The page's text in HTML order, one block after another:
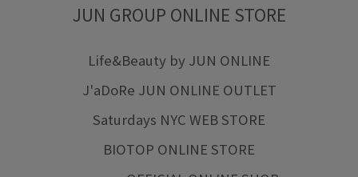
JUN GROUP ONLINE STORE
Life&Beauty by JUN ONLINE
J'aDoRe JUN ONLINE OUTLET
Saturdays NYC WEB STORE
BIOTOP ONLINE STORE